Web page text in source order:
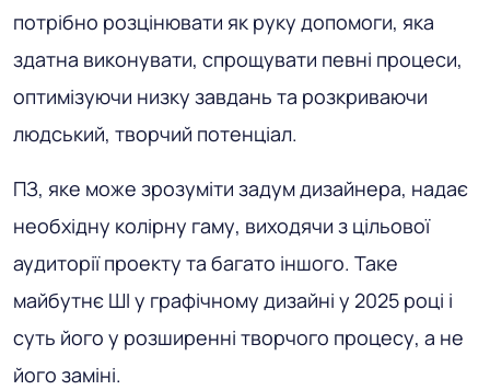
потрібно розцінювати як руку допомоги, яка
здатна виконувати, спрощувати певні процеси,
оптимізуючи низку завдань та розкриваючи
людський, творчий потенціал.
ПЗ, яке може зрозуміти задум дизайнера, надає
необхідну колірну гаму, виходячи з цільової
аудиторії проекту та багато іншого. Таке
майбутнє ШІ у графічному дизайні у 2025 році і
суть його у розширенні творчого процесу, а не
його заміні.